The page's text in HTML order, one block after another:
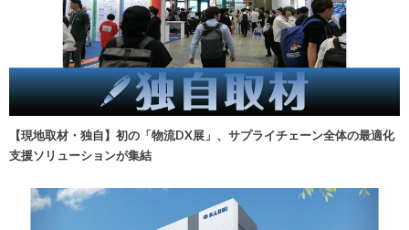
【現地取材・独自】初の「物流DX展」、サプライチェーン全体の最適化
支援ソリューションが集結